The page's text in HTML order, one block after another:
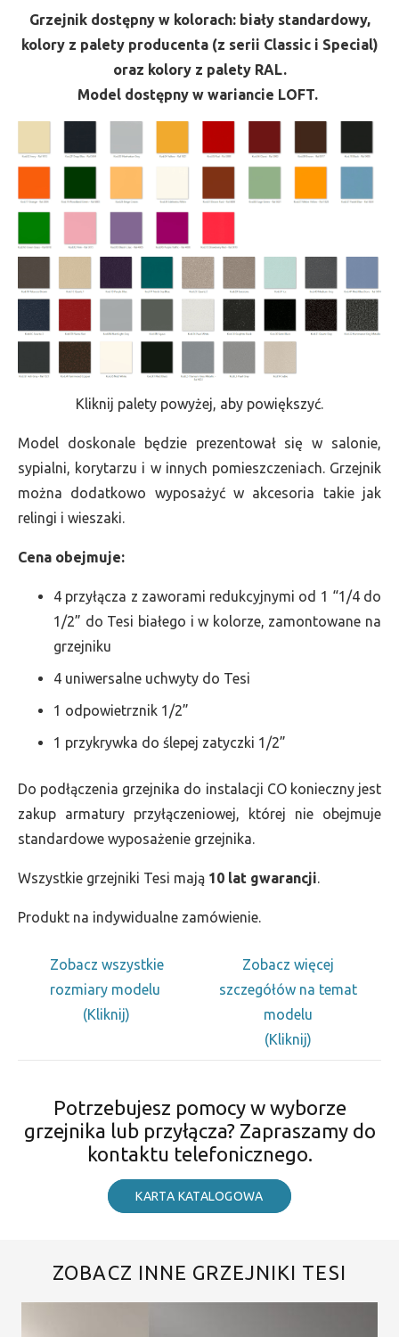
Grzejnik dostępny w kolorach: biały standardowy,
kolory z palety producenta (z serii Classic i Special)
oraz kolory z palety RAL.
Model dostępny w wariancie LOFT.
Kliknij palety powyżej, aby powiększyć.
Model doskonale będzie prezentował się w salonie,
sypialni, korytarzu i w innych pomieszczeniach. Grzejnik
można dodatkowo wyposażyć w akcesoria takie jak
relingi i wieszaki.
Cena obejmuje:
4 przyłącza z zaworami redukcyjnymi od 1 “1/4 do
1/2” do Tesi białego i w kolorze, zamontowane na
grzejniku
4 uniwersalne uchwyty do Tesi
1 odpowietrznik 1/2”
1 przykrywka do ślepej zatyczki 1/2”
Do podłączenia grzejnika do instalacji CO konieczny jest
zakup armatury przyłączeniowej, której nie obejmuje
standardowe wyposażenie grzejnika.
Wszystkie grzejniki Tesi mają 10 lat gwarancji.
Produkt na indywidualne zamówienie.
Zobacz wszystkie
rozmiary modelu
(Kliknij)
Zobacz więcej
szczegółów na temat
modelu
(Kliknij)
Potrzebujesz pomocy w wyborze
grzejnika lub przyłącza? Zapraszamy do
kontaktu telefonicznego.
KARTA KATALOGOWA
ZOBACZ INNE GRZEJNIKI TESI